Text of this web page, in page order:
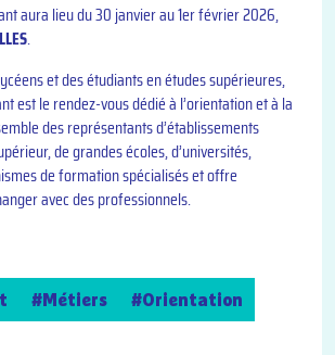
aura lieu du 30 janvier au 1er février 2026,
.
et des étudiants en études supérieures,
est le rendez-vous dédié à l’orientation et à la
des représentants d’établissements
de grandes écoles, d’universités,
de formation spécialisés et offre
avec des professionnels.
#Métiers
#Orientation